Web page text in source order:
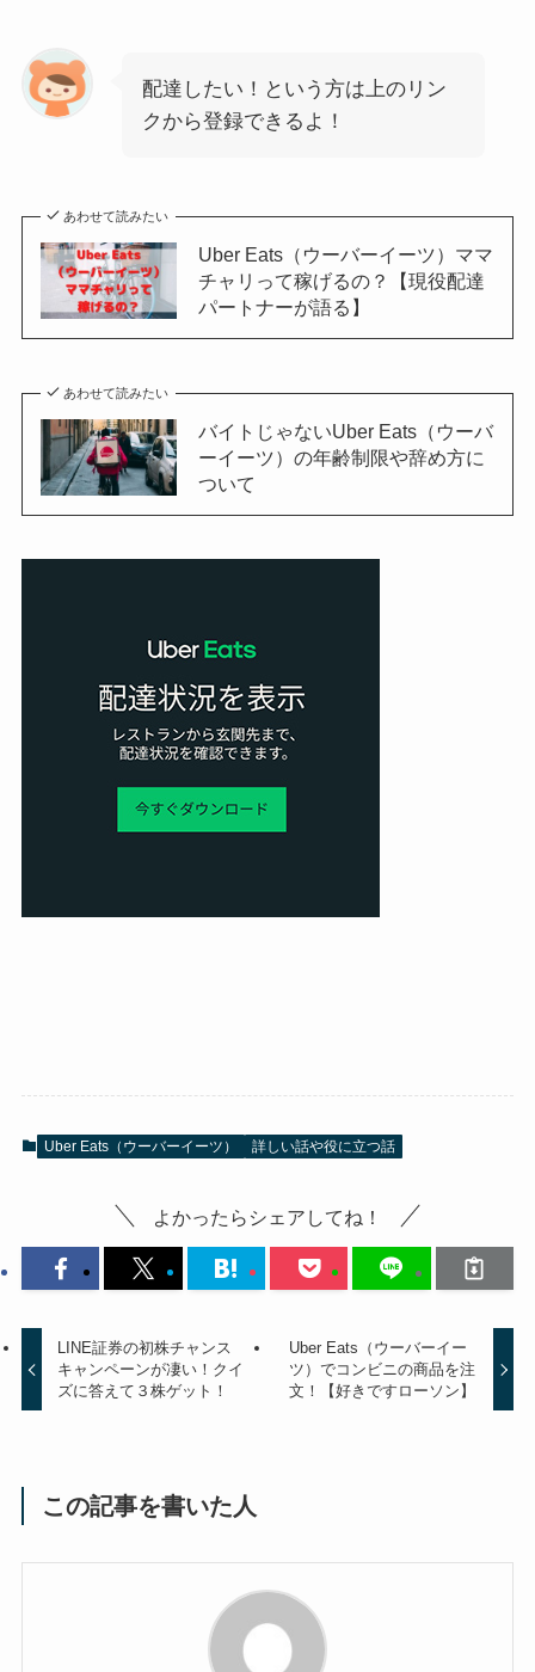
配達したい！という方は上のリン
クから登録できるよ！
あわせて読みたい
Uber Eats（ウーバーイーツ）ママ
チャリって稼げるの？【現役配達
パートナーが語る】
あわせて読みたい
バイトじゃないUber Eats（ウーバ
ーイーツ）の年齢制限や辞め方に
ついて
Uber Eats（ウーバーイーツ） 詳しい話や役に立つ話
よかったらシェアしてね！
LINE証券の初株チャンス
キャンペーンが凄い！クイ
ズに答えて３株ゲット！
Uber Eats（ウーバーイー
ツ）でコンビニの商品を注
文！【好きですローソン】
この記事を書いた人